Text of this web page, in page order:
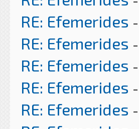
RE: Efemerides -
RE: Efemerides -
RE: Efemerides -
RE: Efemerides -
RE: Efemerides -